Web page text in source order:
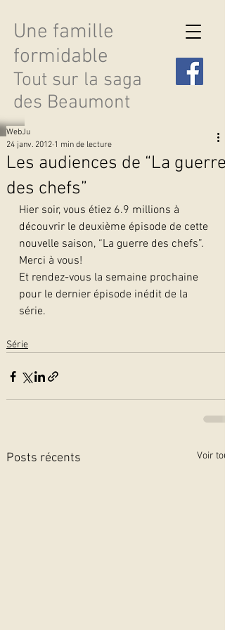
Une famille
formidable
Tout sur la saga
des Beaumont
Découvrir les saisons
Les audiences de “La guerre
des chefs”
WebJu
24 janv. 2012 1 min de lecture
Hier soir, vous étiez 6.9 millions à
découvrir le deuxième épisode de cette
nouvelle saison, “La guerre des chefs”.
Merci à vous!
Et rendez-vous la semaine prochaine
pour le dernier épisode inédit de la
série.
Série
Posts récents Voir tout